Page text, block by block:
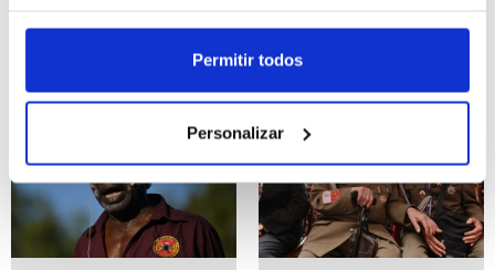
Permitir todos
Personalizar
em Amesterdão
Data: 01/08/2026 16:41
Argólida
ID: 47552599